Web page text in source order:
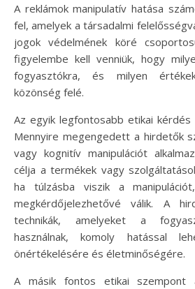
A reklámok manipulatív hatása
fel, amelyek a társadalmi
jogok védelmének köré
figyelembe kell venniük, hogy
fogyasztókra, és milyen
közönség felé.
Az egyik legfontosabb etikai kérdés
Mennyire megengedett a hirdetők
vagy kognitív manipulációt
célja a termékek vagy
ha túlzásba viszik a
megkérdőjelezhetővé válik. A
technikák, amelyeket a
használnak, komoly hatással
önértékelésére és életminőségére.
A másik fontos etikai szempont